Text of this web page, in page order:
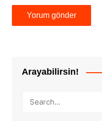
Arayabilirsin!